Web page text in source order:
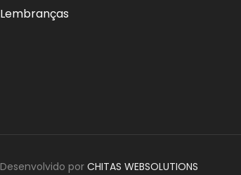
Lembranças
Desenvolvido por CHITAS WEBSOLUTIONS